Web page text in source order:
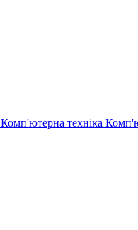
Комп'ютерна техніка